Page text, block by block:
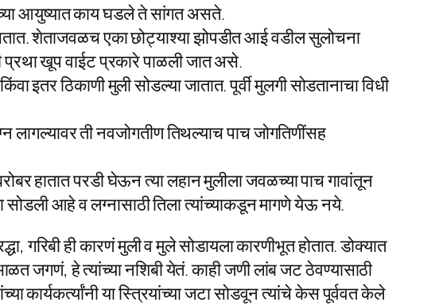
आयुष्यात काय घडले ते सांगत असते.
शेताजवळच एका छोट्याश्या झोपडीत आई वडील सुलोचना
खूप वाईट प्रकारे पाळली जात असे.
इतर ठिकाणी मुली सोडल्या जातात. पूर्वी मुलगी सोडतानाचा विधी
लागल्यावर ती नवजोगतीण तिथल्याच पाच जोगतिणींसह
हातात परडी घेऊन त्या लहान मुलीला जवळच्या पाच गावांतून
सोडली आहे व लग्नासाठी तिला त्यांच्याकडून मागणे येऊ नये.
गरिबी ही कारणं मुली व मुले सोडायला कारणीभूत होतात. डोक्यात
जगणं, हे त्यांच्या नशिबी येतं. काही जणी लांब जट ठेवण्यासाठी
कार्यकर्त्यांनी या स्त्रियांच्या जटा सोडवून त्यांचे केस पूर्ववत केले